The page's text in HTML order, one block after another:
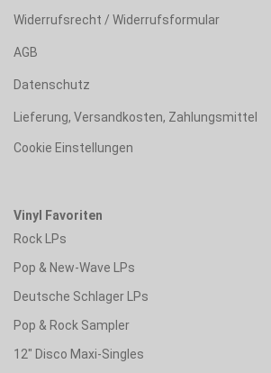
Widerrufsrecht / Widerrufsformular
AGB
Datenschutz
Lieferung, Versandkosten, Zahlungsmittel
Cookie Einstellungen
Vinyl Favoriten
Rock LPs
Pop & New-Wave LPs
Deutsche Schlager LPs
Pop & Rock Sampler
12" Disco Maxi-Singles